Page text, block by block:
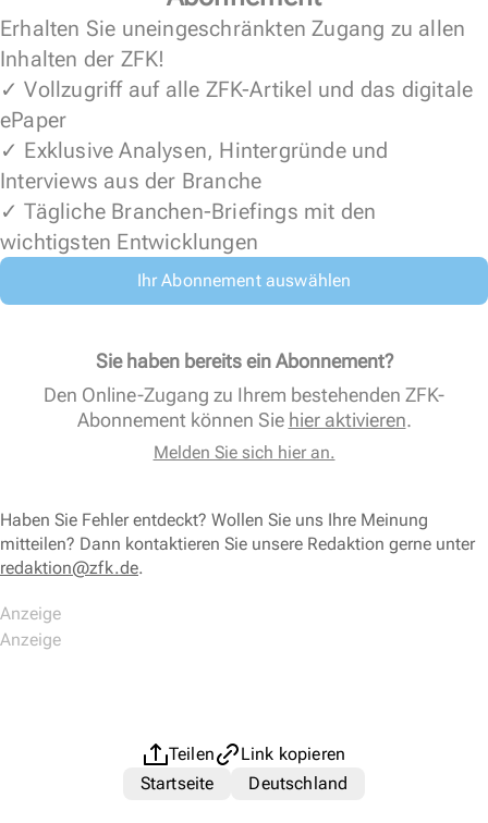
Erhalten Sie uneingeschränkten Zugang zu allen
Inhalten der ZFK!
✓ Vollzugriff auf alle ZFK-Artikel und das digitale
ePaper
✓ Exklusive Analysen, Hintergründe und
Interviews aus der Branche
✓ Tägliche Branchen-Briefings mit den
wichtigsten Entwicklungen
Ihr Abonnement auswählen
Sie haben bereits ein Abonnement?
Den Online-Zugang zu Ihrem bestehenden ZFK-
Abonnement können Sie hier aktivieren.
Melden Sie sich hier an.
Haben Sie Fehler entdeckt? Wollen Sie uns Ihre Meinung
mitteilen? Dann kontaktieren Sie unsere Redaktion gerne unter
redaktion@zfk.de.
Teilen
Link kopieren
Startseite
Deutschland